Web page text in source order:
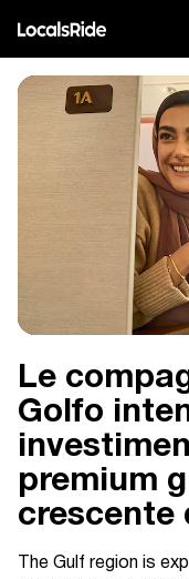
Le
Golfo
premium
crescente
The Gulf region is